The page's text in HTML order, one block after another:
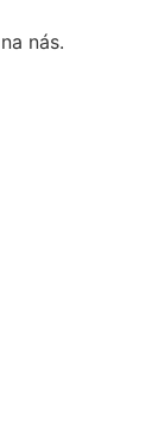
nás.